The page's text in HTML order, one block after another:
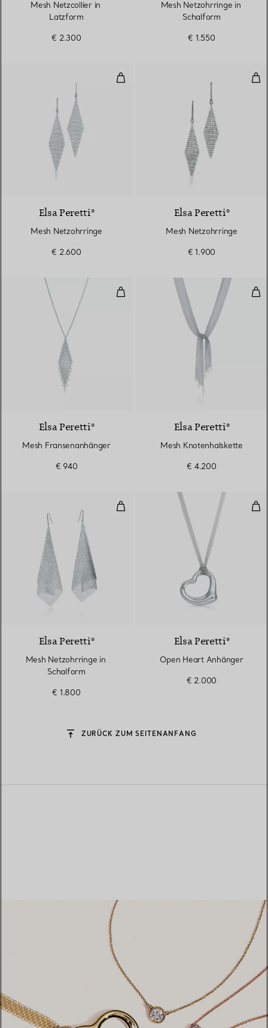
Mesh Netzcollier in
Latzform
€ 2.300
Mesh Netzohrringe in
Schalform
€ 1.550
Mesh Netzohrringe
Elsa Peretti®
Mesh Netzohrringe
€ 2.600
Elsa Peretti®
Mesh Netzohrringe
€ 1.900
Mesh Fransenanhänger
Elsa Peretti®
Mesh Fransenanhänger
€ 940
Elsa Peretti®
Mesh Knotenhalskette
€ 4.200
Mesh Netzohrringe in Schalform
Elsa Peretti®
Mesh Netzohrringe in
Schalform
€ 1.800
Elsa Peretti®
Open Heart Anhänger
€ 2.000
ZURÜCK ZUM SEITENANFANG